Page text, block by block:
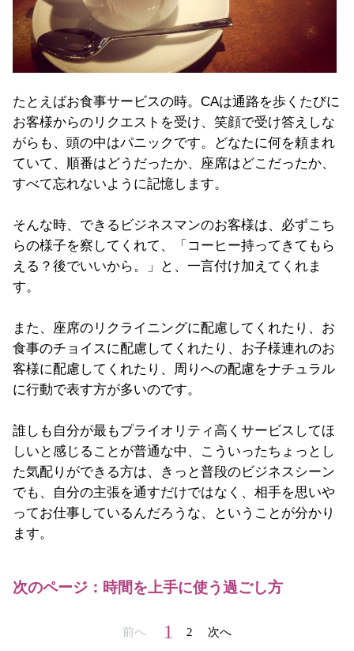
たとえばお食事サービスの時。CAは通路を歩くたびに
お客様からのリクエストを受け、笑顔で受け答えしな
がらも、頭の中はパニックです。どなたに何を頼まれ
ていて、順番はどうだったか、座席はどこだったか、
すべて忘れないように記憶します。
そんな時、できるビジネスマンのお客様は、必ずこち
らの様子を察してくれて、「コーヒー持ってきてもら
える？後でいいから。」と、一言付け加えてくれま
す。
また、座席のリクライニングに配慮してくれたり、お
食事のチョイスに配慮してくれたり、お子様連れのお
客様に配慮してくれたり、周りへの配慮をナチュラル
に行動で表す方が多いのです。
誰しも自分が最もプライオリティ高くサービスしてほ
しいと感じることが普通な中、こういったちょっとし
た気配りができる方は、きっと普段のビジネスシーン
でも、自分の主張を通すだけではなく、相手を思いや
ってお仕事しているんだろうな、ということが分かり
ます。
次のページ：時間を上手に使う過ごし方
前へ 1 2 次へ